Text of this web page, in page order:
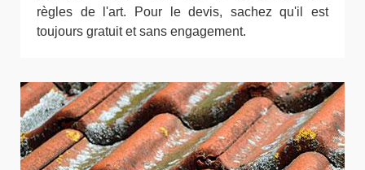
règles de l'art. Pour le devis, sachez qu'il est
toujours gratuit et sans engagement.